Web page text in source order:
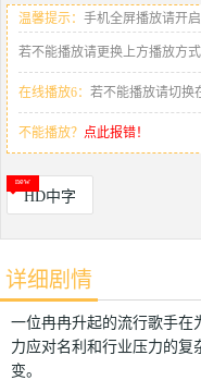
温馨提示： 手机全屏播放请开启
若不能播放请更换上方播放方式
在线播放6： 若不能播放请切换
不能播放？ 点此报错！
HD中字
详细剧情
一位冉冉升起的流行歌手在
力应对名利和行业压力的复
变。